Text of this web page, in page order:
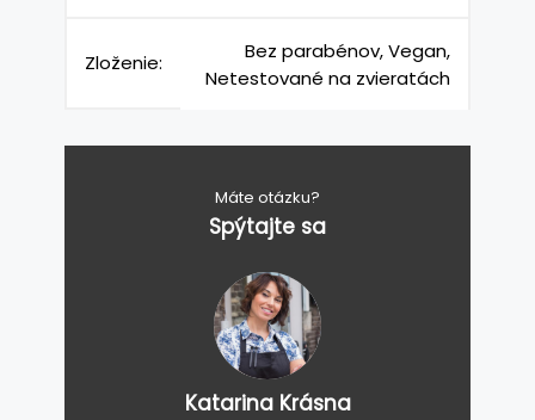
Zloženie:
Bez parabénov, Vegan,
Netestované na zvieratách
Máte otázku?
Spýtajte sa
Katarina Krásna